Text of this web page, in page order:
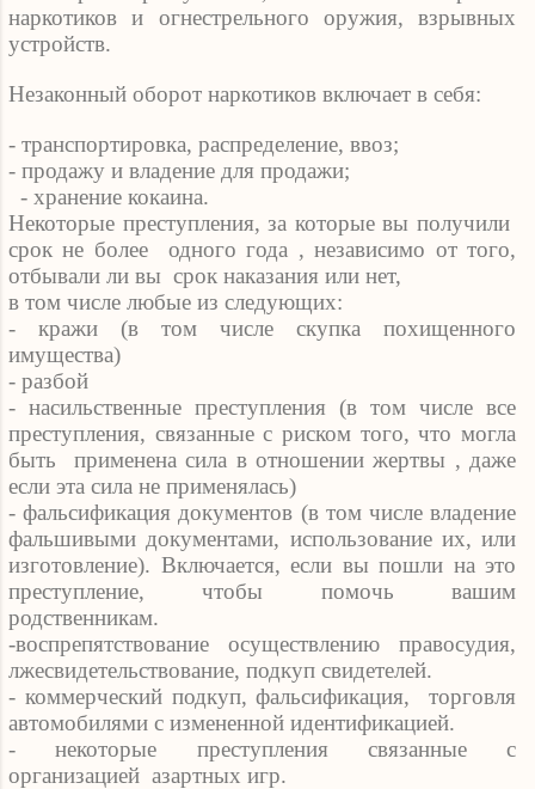
наркотиков и огнестрельного оружия, взрывных
устройств.
Незаконный оборот наркотиков включает в себя:
- транспортировка, распределение, ввоз;
- продажу и владение для продажи;
- хранение кокаина.
Некоторые преступления, за которые вы получили
срок не более
одного года , независимо от того,
отбывали ли вы срок наказания или нет,
в том числе любые из следующих:
- кражи (в том числе скупка похищенного
имущества)
- разбой
- насильственные преступления (в том числе все
преступления, связанные с риском того, что могла
быть
применена сила в отношении жертвы , даже
если эта сила не применялась)
- фальсификация документов (в том числе владение
фальшивыми документами, использование их, или
изготовление). Включается, если вы пошли на это
преступление, чтобы помочь вашим
родственникам.
-воспрепятствование осуществлению правосудия,
лжесвидетельствование, подкуп свидетелей.
- коммерческий подкуп, фальсификация,
торговля
автомобилями с измененной идентификацией.
- некоторые преступления связанные с
организацией азартных игр.